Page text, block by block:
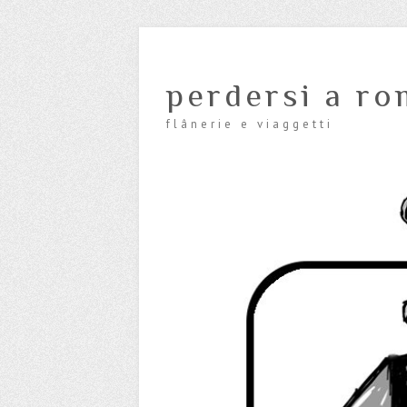
perdersi a
flânerie e viaggetti